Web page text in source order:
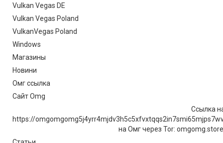
Vulkan Vegas DE
Vulkan Vegas Poland
VulkanVegas Poland
Windows
Магазины
Новини
Омг ссылка
Сайт Omg
Ссылка
https://
на Омг через Tor: